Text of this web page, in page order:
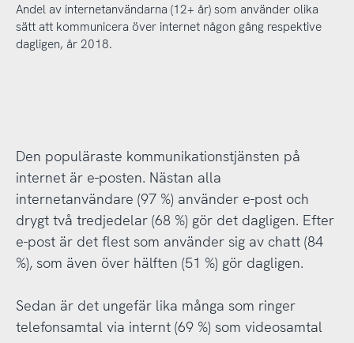
Andel av internetanvändarna (12+ år) som använder olika
sätt att kommunicera över internet någon gång respektive
dagligen, år 2018.
Den populäraste kommunikationstjänsten på
internet är e-posten. Nästan alla
internetanvändare (97 %) använder e-post och
drygt två tredjedelar (68 %) gör det dagligen. Efter
e-post är det flest som använder sig av chatt (84
%), som även över hälften (51 %) gör dagligen.
Sedan är det ungefär lika många som ringer
telefonsamtal via internt (69 %) som videosamtal